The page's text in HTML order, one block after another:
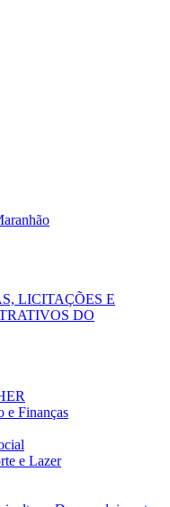
LICITAÇÕES E
DO
e Finanças
e Lazer